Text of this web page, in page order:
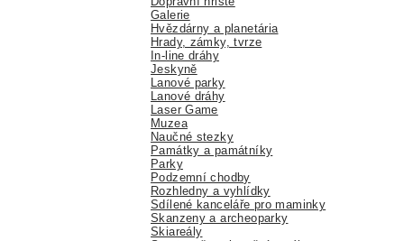
Galerie
Hvězdárny a planetária
Hrady, zámky, tvrze
In-line dráhy
Jeskyně
Lanové parky
Lanové dráhy
Laser Game
Muzea
Naučné stezky
Památky a památníky
Parky
Podzemní chodby
Rozhledny a vyhlídky
Sdílené kanceláře pro maminky
Skanzeny a archeoparky
Skiareály